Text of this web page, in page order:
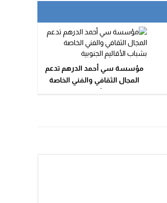
مؤسسة سي أحمد الدرهم تدعم
المجال الثقافي والفني الخاصة